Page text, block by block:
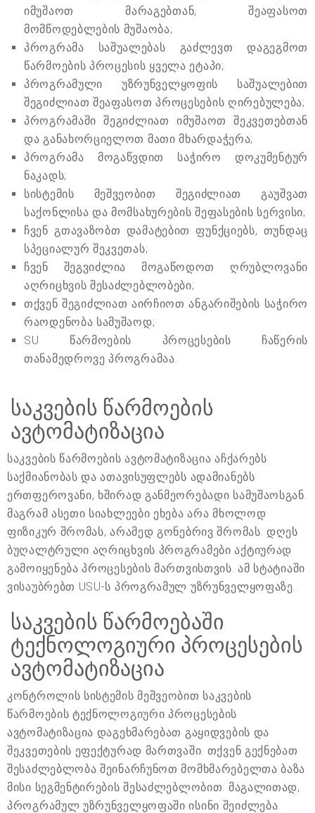
იმუშაოთ მარაგებთან, შეაფასოთ
მომწოდებლების მუშაობა;
პროგრამა საშუალებას გაძლევთ დაგეგმოთ
წარმოების პროცესის ყველა ეტაპი;
პროგრამული უზრუნველყოფის საშუალებით
შეგიძლიათ შეაფასოთ პროცესების ღირებულება;
პროგრამაში შეგიძლიათ იმუშაოთ შეკვეთებთან
და განახორციელოთ მათი მხარდაჭერა;
პროგრამა მოგაწვდით საჭირო დოკუმენტურ
ნაკადს;
სისტემის მეშვეობით შეგიძლიათ გაუშვათ
საქონლისა და მომსახურების შეფასების სერვისი;
ჩვენ გთავაზობთ დამატებით ფუნქციებს, თუნდაც
სპეციალურ შეკვეთას;
ჩვენ შეგვიძლია მოგაწოდოთ ღრუბლოვანი
აღრიცხვის შესაძლებლობები;
თქვენ შეგიძლიათ აირჩიოთ ანგარიშების საჭირო
რაოდენობა სამუშაოდ;
SU წარმოების პროცესების ჩაწერის
თანამედროვე პროგრამაა.
საკვების წარმოების
ავტომატიზაცია
საკვების წარმოების ავტომატიზაცია აჩქარებს
საქმიანობას და ათავისუფლებს ადამიანებს
ერთფეროვანი, ხშირად განმეორებადი სამუშაოსგან.
მაგრამ ასეთი სიახლეები ეხება არა მხოლოდ
ფიზიკურ შრომას, არამედ გონებრივ შრომას. დღეს
ბუღალტრული აღრიცხვის პროგრამები აქტიურად
გამოიყენება პროცესების მართვისთვის. ამ სტატიაში
ვისაუბრებთ USU-ს პროგრამულ უზრუნველყოფაზე.
საკვების წარმოებაში
ტექნოლოგიური პროცესების
ავტომატიზაცია
კონტროლის სისტემის მეშვეობით საკვების
წარმოების ტექნოლოგიური პროცესების
ავტომატიზაცია დაგეხმარებათ გაყიდვების და
შეკვეთების ეფექტურად მართვაში. თქვენ გექნებათ
შესაძლებლობა შეინარჩუნოთ მომხმარებელთა ბაზა
მისი სეგმენტირების შესაძლებლობით. მაგალითად,
პროგრამულ უზრუნველყოფაში ისინი შეიძლება